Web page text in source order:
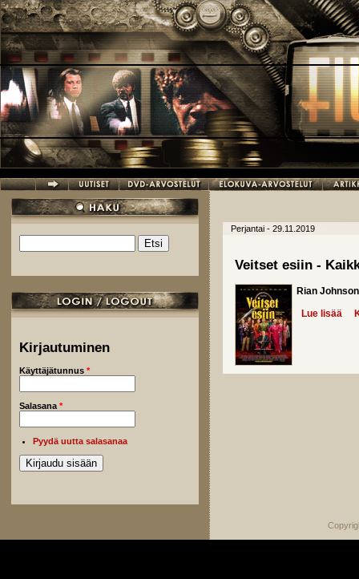
Hyppää pääsisältöön
Hakulomake
Kirjautuminen
Käyttäjätunnus *
Salasana *
Pyydä uutta salasanaa
Perjantai - 29.11.2019
Veitset esiin -
Rian
Lue lisää